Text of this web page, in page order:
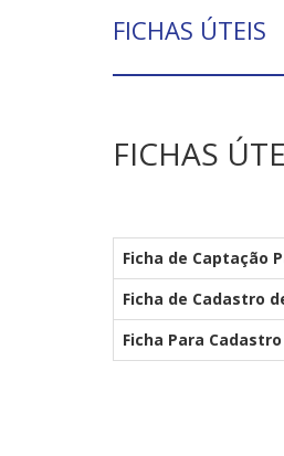
FICHAS ÚTEIS
FICHAS
Ficha de Captação
Ficha de Cadastro
Ficha Para